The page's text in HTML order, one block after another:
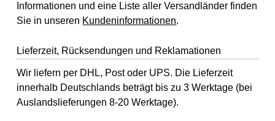
Informationen und eine Liste aller Versandländer finden
Sie in unseren Kundeninformationen.
Lieferzeit, Rücksendungen und Reklamationen
Wir liefern per DHL, Post oder UPS. Die Lieferzeit
innerhalb Deutschlands beträgt bis zu 3 Werktage (bei
Auslandslieferungen 8-20 Werktage).